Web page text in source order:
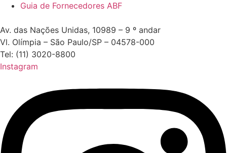
Guia de Fornecedores ABF
Av. das Nações Unidas, 10989 – 9 º andar
Vl. Olímpia – São Paulo/SP – 04578-000
Tel: (11) 3020-8800
Instagram